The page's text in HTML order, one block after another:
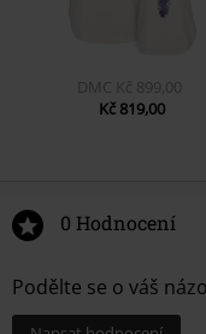
DMC Kč 899,00
Kč 819,00
0 Hodnocení
Podělte se o váš